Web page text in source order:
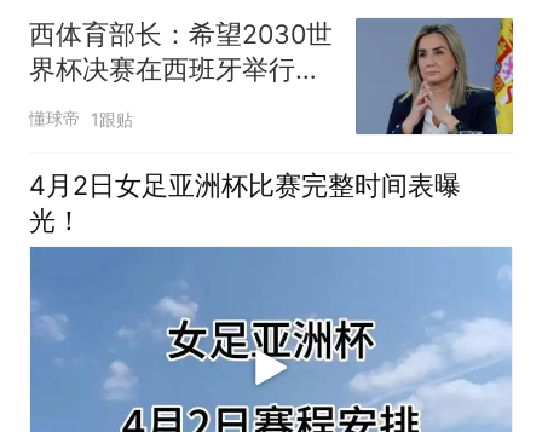
西体育部长：希望2030世
界杯决赛在西班牙举行，
因为我们配得上
懂球帝 1跟贴
4月2日女足亚洲杯比赛完整时间表曝
光！